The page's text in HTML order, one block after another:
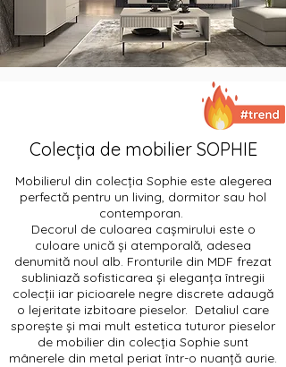
Colecția de mobilier SOPHIE
Mobilierul din colecția Sophie este alegerea
perfectă pentru un living, dormitor sau hol
contemporan.
Decorul de culoarea cașmirului este o
culoare unică și atemporală, adesea
denumită noul alb. Fronturile din MDF frezat
subliniază sofisticarea și eleganța întregii
colecții iar picioarele negre discrete adaugă
o lejeritate izbitoare pieselor. Detaliul care
sporește și mai mult estetica tuturor pieselor
de mobilier din colecția Sophie sunt
mânerele din metal periat într-o nuanță aurie.